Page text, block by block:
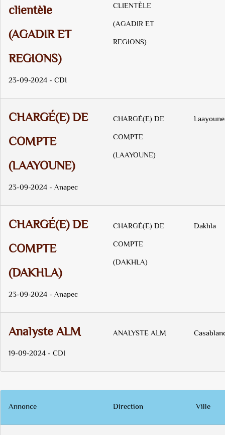
clientèle
(AGADIR ET
REGIONS)
23-09-2024 - CDI
CLIENTÈLE
(AGADIR ET
REGIONS)
CHARGÉ(E) DE
COMPTE
(LAAYOUNE)
23-09-2024 - Anapec
CHARGÉ(E) DE
COMPTE
(LAAYOUNE)
Laayoune
CHARGÉ(E) DE
COMPTE
(DAKHLA)
23-09-2024 - Anapec
CHARGÉ(E) DE
COMPTE
(DAKHLA)
Dakhla
Analyste ALM
19-09-2024 - CDI
ANALYSTE ALM
Annonce Direction Ville